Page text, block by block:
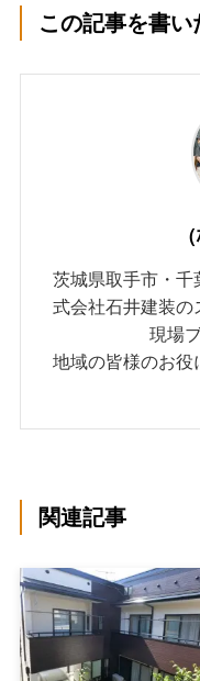
この記事を書い
茨城県取手市・千
式会社石井建装の
現場
地域の皆様のお役
関連記事